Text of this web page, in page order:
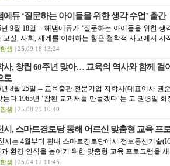
에듀 ‘질문하는 아이들을 위한 생각 수업’ 출간
년 9월 18일 -- 해냄에듀가 ‘질문하는 아이들을 위한
교실, 사회, 세계를 이해하는 힘은 철학적 사고에서 시
샘 | 25.09.18 13:24
사, 창립 60주년 맞아… 교육의 역사와 함께 걸
로
년 8월 25일 -- 교육출판 전문기업 지학사(대표이사 권
는다.1965년 ‘참된 교과서를 만들겠다’는 고 권병일
샘 | 25.08.25 10:40
시, 스마트경로당 통해 어르신 맞춤형 교육 프
시는 4월부터 관내 스마트경로당에서 정보통신기술
과 환경 인식을 높이기 위한 맞춤형 교육 프로그램을
샘 | 25.04.17 11:45